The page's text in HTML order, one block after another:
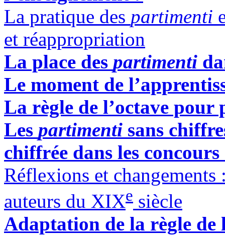
La pratique des partimenti
et réappropriation
La place des partimenti
Le moment de
La règle de l’octave pour
Les partimenti sans
chiffrée dans les
Réflexions et changements
auteurs du XIXe siècle
Adaptation de la règle de